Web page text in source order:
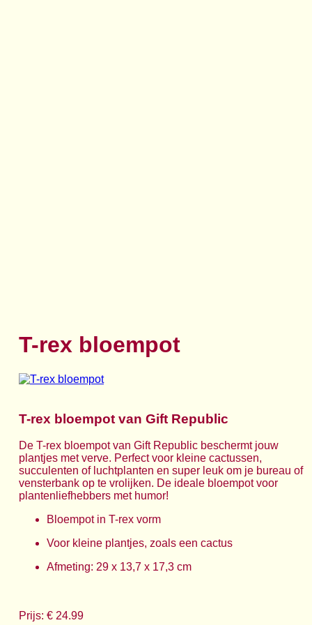
T-rex bloempot
T-rex bloempot van Gift Republic
De T-rex bloempot van Gift Republic beschermt jouw
plantjes met verve. Perfect voor kleine cactussen,
succulenten of luchtplanten en super leuk om je bureau of
vensterbank op te vrolijken. De ideale bloempot voor
plantenliefhebbers met humor!
Bloempot in T-rex vorm
Voor kleine plantjes, zoals een cactus
Afmeting: 29 x 13,7 x 17,3 cm
Prijs: € 24.99